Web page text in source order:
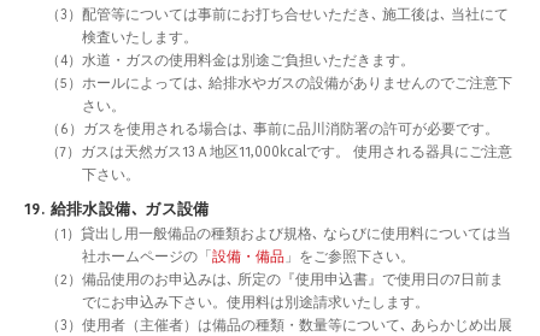
（3）配管等については事前にお打ち合せいただき､ 施工後は､ 当社にて
検査いたします。
（4）水道・ガスの使用料金は別途ご負担いただきます。
（5）ホールによっては､ 給排水やガスの設備がありませんのでご注意下
さい。
（6）ガスを使用される場合は､ 事前に品川消防署の許可が必要です。
（7）ガスは天然ガス13Ａ地区11,000kcalです。 使用される器具にご注意
下さい。
19. 給排水設備､ ガス設備
（1）貸出し用一般備品の種類および規格､ ならびに使用料については当
社ホームページの「設備・備品 」をご参照下さい。
（2）備品使用のお申込みは､ 所定の『使用申込書』で使用日の7日前ま
でにお申込み下さい。使用料は別途請求いたします。
（3）使用者（主催者）は備品の種類・数量等について､ あらかじめ出展